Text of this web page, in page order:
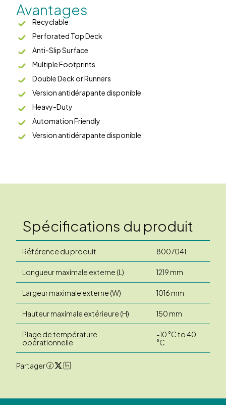
Avantages
Recyclable
Perforated Top Deck
Anti-Slip Surface
Multiple Footprints
Double Deck or Runners
Version antidérapante disponible
Heavy-Duty
Automation Friendly
Version antidérapante disponible
Spécifications du produit
Référence du produit 8007041
Longueur maximale externe (L) 1219 mm
Largeur maximale externe (W) 1016 mm
Hauteur maximale extérieure (H) 150 mm
Plage de température
opérationnelle
-10 °C to 40
°C
Partager